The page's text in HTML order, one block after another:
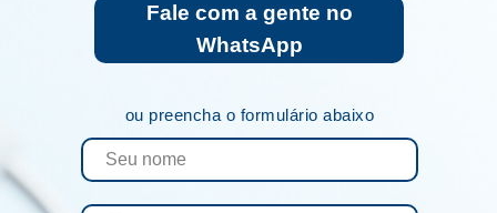
ou preencha o formulário abaixo
Fale com a gente no
WhatsApp